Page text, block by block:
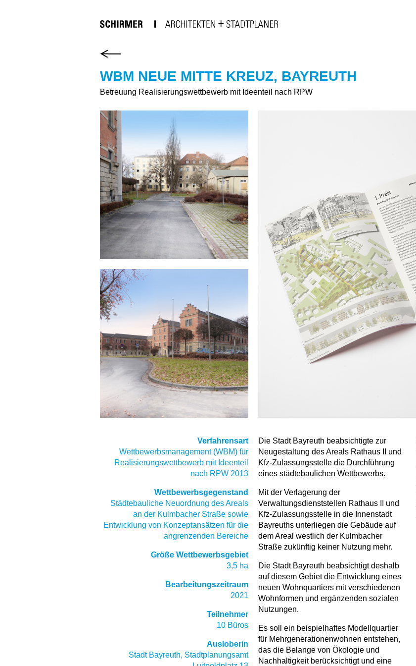
WBM NEUE MITTE KREUZ, BAYREUTH
Betreuung Realisierungswettbewerb mit Ideenteil nach RPW
Die Stadt Bayreuth beabsichtigte zur
Neugestaltung des Areals Rathaus II und
Kfz-Zulassungsstelle die Durchführung
eines städtebaulichen Wettbewerbs.
Mit der Verlagerung der
Verwaltungsdienststellen Rathaus II und
Kfz-Zulassungsstelle in die Innenstadt
Bayreuths unterliegen die Gebäude auf
dem Areal westlich der Kulmbacher
Straße zukünftig keiner Nutzung mehr.
Die Stadt Bayreuth beabsichtigt deshalb
auf diesem Gebiet die Entwicklung eines
neuen Wohnquartiers mit verschiedenen
Wohnformen und ergänzenden sozialen
Nutzungen.
Es soll ein beispielhaftes Modellquartier
für Mehrgenerationenwohnen entstehen,
das die Belange von Ökologie und
Nachhaltigkeit berücksichtigt und eine
Verfahrensart
Wettbewerbsmanagement (WBM) für
Realisierungswettbewerb mit Ideenteil
nach RPW 2013
Wettbewerbsgegenstand
Städtebauliche Neuordnung des Areals
an der Kulmbacher Straße sowie
Entwicklung von Konzeptansätzen für die
angrenzenden Bereiche
Größe Wettbewerbsgebiet
3,5 ha
Bearbeitungszeitraum
2021
Teilnehmer
10 Büros
Ausloberin
Stadt Bayreuth, Stadtplanungsamt